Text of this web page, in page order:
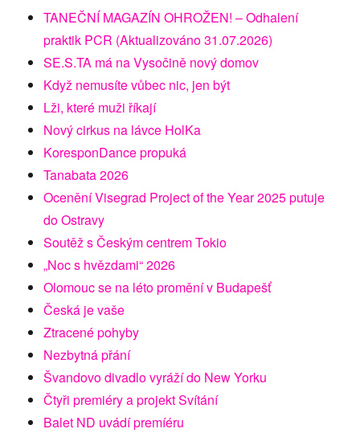
TANEČNÍ MAGAZÍN OHROŽEN! – Odhalení
praktik PCR (Aktualizováno 31.07.2026)
SE.S.TA má na Vysočině nový domov
Když nemusíte vůbec nic, jen být
Lži, které muži říkají
Nový cirkus na lávce HolKa
KoresponDance propuká
Tanabata 2026
Ocenění Visegrad Project of the Year 2025 putuje
do Ostravy
Soutěž s Českým centrem Tokio
„Noc s hvězdami“ 2026
Olomouc se na léto promění v Budapešť
Česká je vaše
Ztracené pohyby
Nezbytná přání
Švandovo divadlo vyráží do New Yorku
Čtyři premiéry a projekt Svítání
Balet ND uvádí premíéru